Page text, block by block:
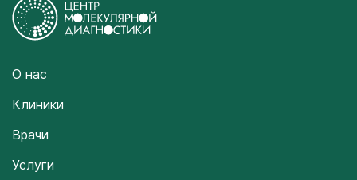
О нас
Клиники
Врачи
Услуги